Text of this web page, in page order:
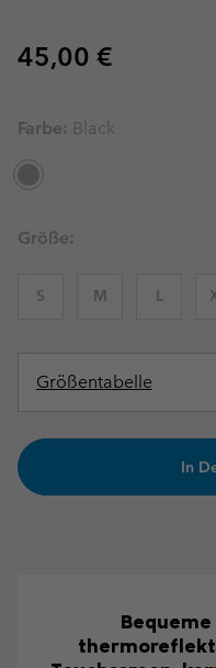
Regular price:
45,00 €
Farbe: Black
Größe:
S M L
Größentabelle
In